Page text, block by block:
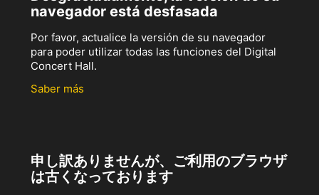
navegador está desfasada
Por favor, actualice la versión de su navegador
para poder utilizar todas las funciones del Digital
Concert Hall.
Saber más
申し訳ありませんが、ご利用のブラウザ
は古くなっております